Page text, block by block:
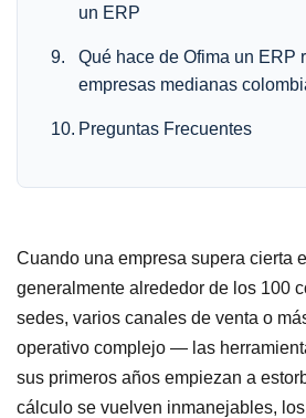
un ERP
Qué hace de Ofima un ERP
empresas medianas
Preguntas Frecuentes
Cuando una empresa supera cierta
generalmente alrededor de los 100
sedes, varios canales de venta o
operativo complejo — las
sus primeros años empiezan a
cálculo se vuelven inmanejables,